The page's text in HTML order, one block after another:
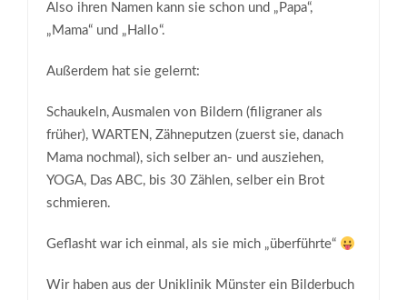
Also ihren Namen kann sie schon und „Papa“,
„Mama“ und „Hallo“.
Außerdem hat sie gelernt:
Schaukeln, Ausmalen von Bildern (filigraner als
früher), WARTEN, Zähneputzen (zuerst sie, danach
Mama nochmal), sich selber an- und ausziehen,
YOGA, Das ABC, bis 30 Zählen, selber ein Brot
schmieren.
Geflasht war ich einmal, als sie mich „überführte“
Wir haben aus der Uniklinik Münster ein Bilderbuch